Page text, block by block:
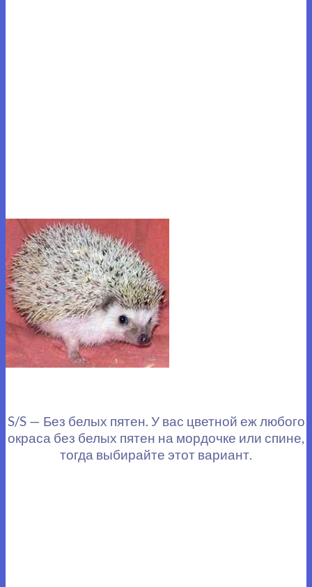
S/S — Без белых пятен. У вас цветной еж любого
окраса без белых пятен на мордочке или спине,
тогда выбирайте этот вариант.